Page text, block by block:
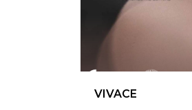
VIVACE